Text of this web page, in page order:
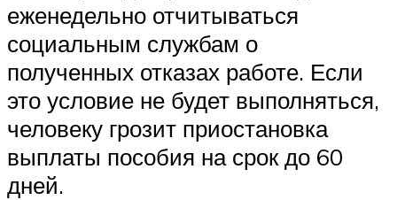
еженедельно отчитываться
социальным службам о
полученных отказах работе. Если
это условие не будет выполняться,
человеку грозит приостановка
выплаты пособия на срок до 60
дней.